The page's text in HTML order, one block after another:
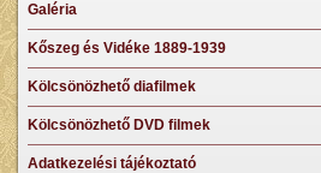
Galéria
Kőszeg és Vidéke 1889-1939
Kölcsönözhető diafilmek
Kölcsönözhető DVD filmek
Adatkezelési tájékoztató